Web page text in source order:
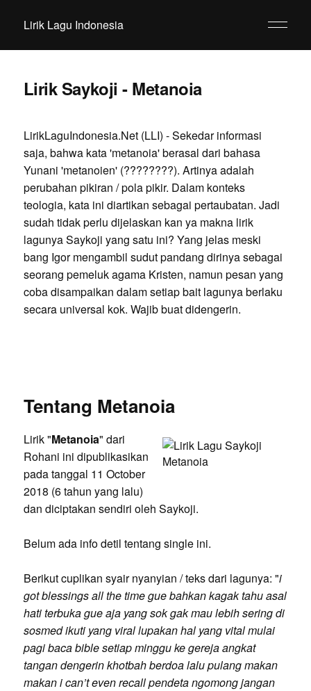
Lirik Lagu Indonesia
Lirik Saykoji - Metanoia
LirikLaguIndonesia.Net (LLI) - Sekedar informasi
saja, bahwa kata 'metanoia' berasal dari bahasa
Yunani 'metanoien' (????????). Artinya adalah
perubahan pikiran / pola pikir. Dalam konteks
teologia, kata ini diartikan sebagai pertaubatan. Jadi
sudah tidak perlu dijelaskan kan ya makna lirik
lagunya Saykoji yang satu ini? Yang jelas meski
bang Igor mengambil sudut pandang dirinya sebagai
seorang pemeluk agama Kristen, namun pesan yang
coba disampaikan dalam setiap bait lagunya berlaku
secara universal kok. Wajib buat didengerin.
Tentang Metanoia
Lirik "Metanoia" dari
Rohani ini dipublikasikan
pada tanggal 11 October
2018 (6 tahun yang lalu)
dan diciptakan sendiri oleh Saykoji.
Belum ada info detil tentang single ini.
Berikut cuplikan syair nyanyian / teks dari lagunya: "i
got blessings all the time gue bahkan kagak tahu asal
hati terbuka gue aja yang sok gak mau lebih sering di
sosmed ikuti yang viral lupakan hal yang vital mulai
pagi baca bible setiap minggu ke gereja angkat
tangan dengerin khotbah berdoa lalu pulang makan
makan i can’t even recall pendeta ngomong jangan